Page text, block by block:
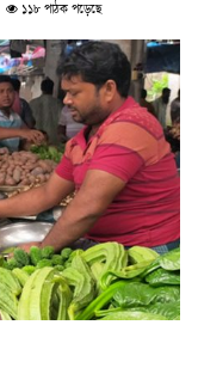
১১৮ পাঠক পড়েছে